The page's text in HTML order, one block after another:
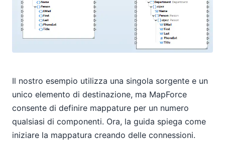
Il nostro esempio utilizza una singola sorgente e un
unico elemento di destinazione, ma MapForce
consente di definire mappature per un numero
qualsiasi di componenti. Ora, la guida spiega come
iniziare la mappatura creando delle connessioni.